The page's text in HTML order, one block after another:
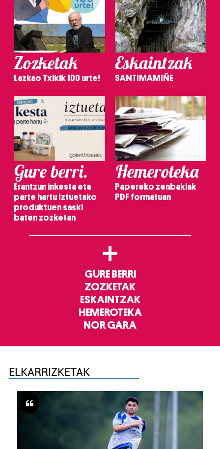
Zozketak
Lazkao Txikik 100 urte!
Eskaintzak
SANTIMAMIÑE
Gure berri.
Erantzun inkesta eta
parte hartu Iztuetako
produktuen saski
baten zozketan
Hemeroteka
Papereko zenbakiak
PDF formatuan
+
GURE BERRI
ZOZKETAK
ESKAINTZAK
HEMEROTEKA
NOR GARA
ELKARRIZKETAK